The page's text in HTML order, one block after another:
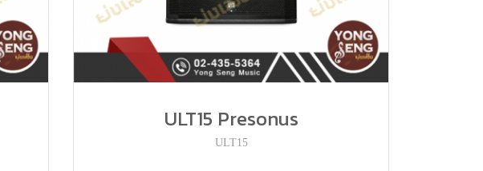
ULT15 Presonus
ULT15